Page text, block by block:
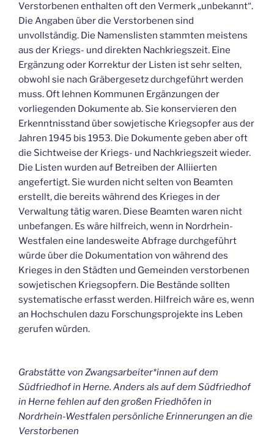
Verstorbenen enthalten oft den Vermerk „unbekannt“.
Die Angaben über die Verstorbenen sind
unvollständig. Die Namenslisten stammten meistens
aus der Kriegs- und direkten Nachkriegszeit. Eine
Ergänzung oder Korrektur der Listen ist sehr selten,
obwohl sie nach Gräbergesetz durchgeführt werden
muss. Oft lehnen Kommunen Ergänzungen der
vorliegenden Dokumente ab. Sie konservieren den
Erkenntnisstand über sowjetische Kriegsopfer aus der
Jahren 1945 bis 1953. Die Dokumente geben aber oft
die Sichtweise der Kriegs- und Nachkriegszeit wieder.
Die Listen wurden auf Betreiben der Alliierten
angefertigt. Sie wurden nicht selten von Beamten
erstellt, die bereits während des Krieges in der
Verwaltung tätig waren. Diese Beamten waren nicht
unbefangen. Es wäre hilfreich, wenn in Nordrhein-
Westfalen eine landesweite Abfrage durchgeführt
würde über die Dokumentation von während des
Krieges in den Städten und Gemeinden verstorbenen
sowjetischen Kriegsopfern. Die Bestände sollten
systematische erfasst werden. Hilfreich wäre es, wenn
an Hochschulen dazu Forschungsprojekte ins Leben
gerufen würden.
Grabstätte von Zwangsarbeiter*innen auf dem
Südfriedhof in Herne. Anders als auf dem Südfriedhof
in Herne fehlen auf den großen Friedhöfen in
Nordrhein-Westfalen persönliche Erinnerungen an die
Verstorbenen